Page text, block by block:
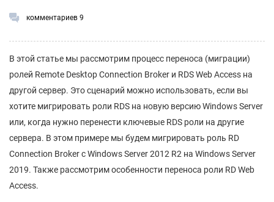
комментариев 9
В этой статье мы рассмотрим процесс переноса (миграции)
ролей Remote Desktop Connection Broker и RDS Web Access на
другой сервер. Это сценарий можно использовать, если вы
хотите мигрировать роли RDS на новую версию Windows Server
или, когда нужно перенести ключевые RDS роли на другие
сервера. В этом примере мы будем мигрировать роль RD
Connection Broker с Windows Server 2012 R2 на Windows Server
2019. Также рассмотрим особенности переноса роли RD Web
Access.